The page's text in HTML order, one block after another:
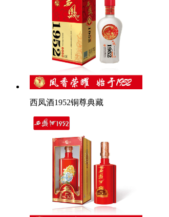
西凤酒1952铜尊典藏